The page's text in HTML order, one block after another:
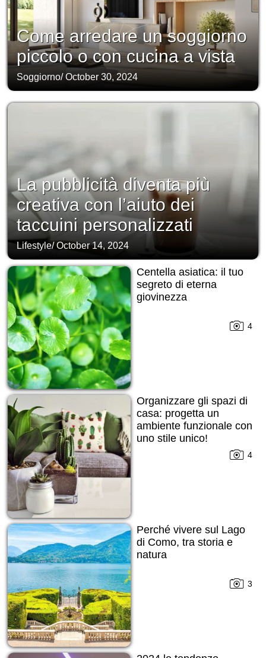
Come arredare un soggiorno
piccolo o con cucina a vista
Soggiorno/October 30, 2024
La pubblicità diventa più
creativa con l’aiuto dei
taccuini personalizzati
Lifestyle/October 14, 2024
Centella asiatica: il tuo
segreto di eterna
giovinezza
4
Organizzare gli spazi di
casa: progetta un
ambiente funzionale con
uno stile unico!
4
Perché vivere sul Lago
di Como, tra storia e
natura
3